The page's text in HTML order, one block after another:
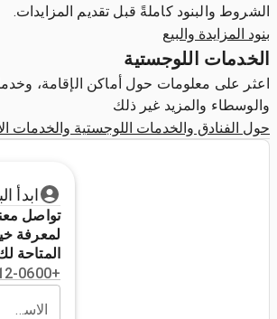
الشروط والبنود كاملةً قبل تقديم المزايدات.
بنود المزايدة والبيع
الخدمات اللوجستية
اعثر على معلومات حول أماكن الإقامة،
والوسطاء والمزيد غير ذلك
حول الفنادق والخدمات اللوجستية والخدمات
ابدأ
تواصل
لمعرفة
المتاحة
+971-4812-0600
الاسم الأول*